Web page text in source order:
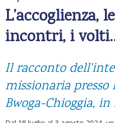
L’accoglienza,
incontri, i
Il racconto
missionaria
Bwoga-Chioggia,